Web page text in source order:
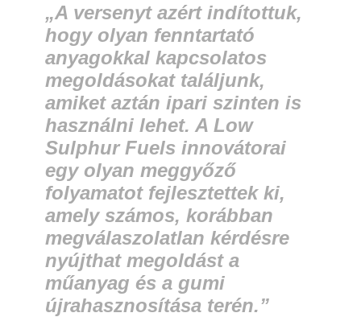
„A versenyt azért indítottuk,
hogy olyan fenntartató
anyagokkal kapcsolatos
megoldásokat találjunk,
amiket aztán ipari szinten is
használni lehet. A Low
Sulphur Fuels innovátorai
egy olyan meggyőző
folyamatot fejlesztettek ki,
amely számos, korábban
megválaszolatlan kérdésre
nyújthat megoldást a
műanyag és a gumi
újrahasznosítása terén.”